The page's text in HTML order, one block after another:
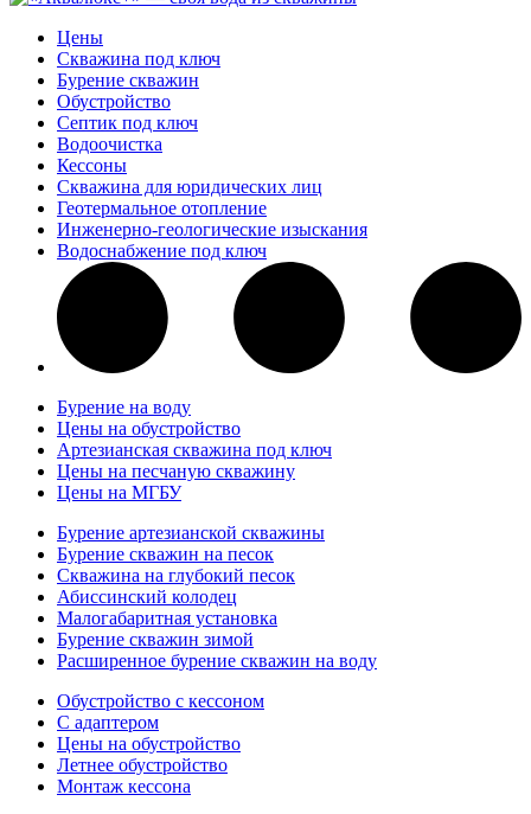
Цены
Скважина под ключ
Бурение скважин
Обустройство
Септик под ключ
Водоочистка
Кессоны
Скважина для юридических лиц
Геотермальное отопление
Инженерно-геологические изыскания
Водоснабжение под ключ
Бурение на воду
Цены на обустройство
Артезианская скважина под ключ
Цены на песчаную скважину
Цены на МГБУ
Бурение артезианской скважины
Бурение скважин на песок
Скважина на глубокий песок
Абиссинский колодец
Малогабаритная установка
Бурение скважин зимой
Расширенное бурение скважин на воду
Обустройство с кессоном
С адаптером
Цены на обустройство
Летнее обустройство
Монтаж кессона